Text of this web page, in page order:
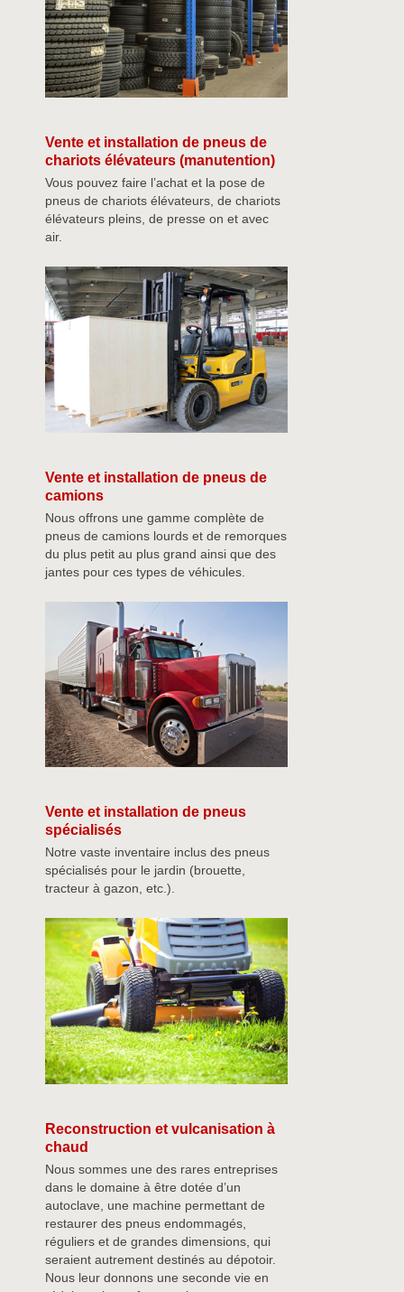
Vente et installation de pneus de
chariots élévateurs (manutention)
Vous pouvez faire l’achat et la pose de
pneus de chariots élévateurs, de chariots
élévateurs pleins, de presse on et avec
air.
Vente et installation de pneus de
camions
Nous offrons une gamme complète de
pneus de camions lourds et de remorques
du plus petit au plus grand ainsi que des
jantes pour ces types de véhicules.
Vente et installation de pneus
spécialisés
Notre vaste inventaire inclus des pneus
spécialisés pour le jardin (brouette,
tracteur à gazon, etc.).
Reconstruction et vulcanisation à
chaud
Nous sommes une des rares entreprises
dans le domaine à être dotée d’un
autoclave, une machine permettant de
restaurer des pneus endommagés,
réguliers et de grandes dimensions, qui
seraient autrement destinés au dépotoir.
Nous leur donnons une seconde vie en